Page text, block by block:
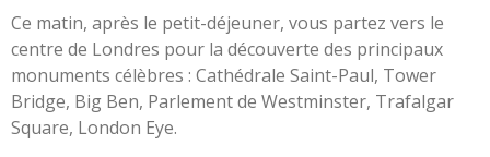
Ce matin, après le petit-déjeuner, vous partez vers le
centre de Londres pour la découverte des principaux
monuments célèbres : Cathédrale Saint-Paul, Tower
Bridge, Big Ben, Parlement de Westminster, Trafalgar
Square, London Eye.